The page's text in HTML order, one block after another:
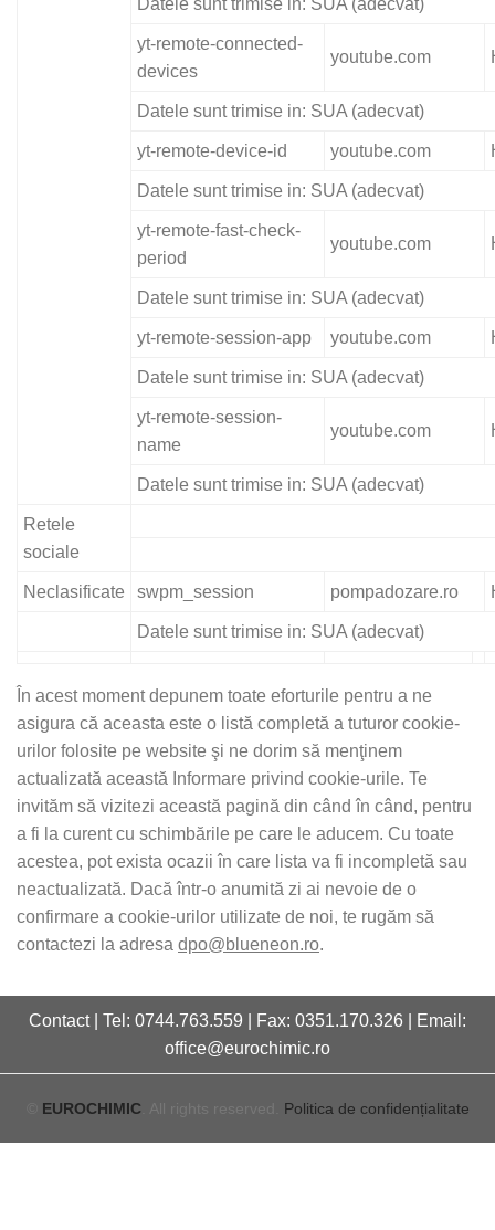
Datele sunt trimise in: SUA (adecvat)
yt-remote-connected-
devices
youtube.com
Datele sunt trimise in: SUA (adecvat)
yt-remote-device-id youtube.com
Datele sunt trimise in: SUA (adecvat)
yt-remote-fast-check-
period
youtube.com
Datele sunt trimise in: SUA (adecvat)
yt-remote-session-app youtube.com
Datele sunt trimise in: SUA (adecvat)
yt-remote-session-
name
youtube.com
Datele sunt trimise in: SUA (adecvat)
Retele
sociale
Neclasificate swpm_session pompadozare.ro
Datele sunt trimise in: SUA (adecvat)
În acest moment depunem toate eforturile pentru a ne
asigura că aceasta este o listă completă a tuturor cookie-
urilor folosite pe website şi ne dorim să menţinem
actualizată această Informare privind cookie-urile. Te
invităm să vizitezi această pagină din când în când, pentru
a fi la curent cu schimbările pe care le aducem. Cu toate
acestea, pot exista ocazii în care lista va fi incompletă sau
neactualizată. Dacă într-o anumită zi ai nevoie de o
confirmare a cookie-urilor utilizate de noi, te rugăm să
contactezi la adresa dpo@blueneon.ro.
Contact | Tel: 0744.763.559 | Fax: 0351.170.326 | Email:
office@eurochimic.ro
EUROCHIMIC Politica de confidențialitate